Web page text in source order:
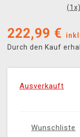
(1 x)
222,99 €
Durch den Kauf
Ausverkauft
Wunschliste